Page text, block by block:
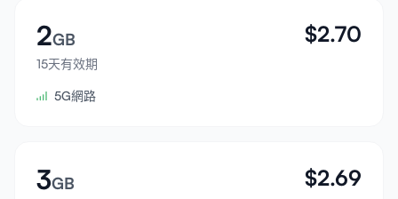
2GB
15天有效期
$2.70
5G網路
3GB $2.69